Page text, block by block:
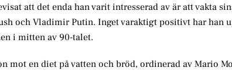
att det enda han varit intresserad av är att vakta
och Vladimir Putin. Inget varaktigt positivt har han
i mitten av 90-talet.
mot en diet på vatten och bröd, ordinerad av Mario